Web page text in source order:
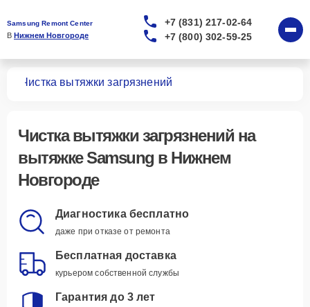
Samsung Remont Center
В Нижнем Новгороде
+7 (831) 217-02-64
+7 (800) 302-59-25
Чистка вытяжки загрязнений
Чистка вытяжки загрязнений на
вытяжке Samsung в Нижнем
Новгороде
Диагностика бесплатно
даже при отказе от ремонта
Бесплатная доставка
курьером собственной службы
Гарантия до 3 лет